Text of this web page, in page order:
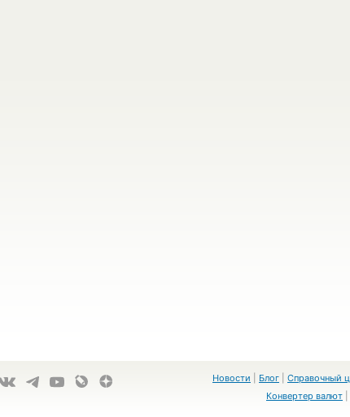
Новости Блог Справочный
Конвертер валют